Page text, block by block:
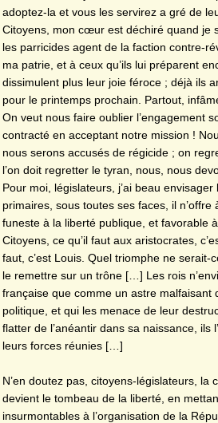
adoptez-la et vous les servirez a gré de
Citoyens, mon cœur est déchiré quand je
les parricides agent de la faction contre-
ma patrie, et à ceux qu’ils lui préparent
dissimulent plus leur joie féroce ; déjà ils
pour le printemps prochain. Partout,
On veut nous faire oublier l’engagement
contracté en acceptant notre mission !
nous serons accusés de régicide ; on
l’on doit regretter le tyran, nous, nous
Pour moi, législateurs, j’ai beau envisager
primaires, sous toutes ses faces, il n’offre
funeste à la liberté publique, et favorable
Citoyens, ce qu’il faut aux aristocrates,
faut, c’est Louis. Quel triomphe ne serait-
le remettre sur un trône […] Les rois
française que comme un astre malfaisant
politique, et qui les menace de leur
flatter de l’anéantir dans sa naissance, ils
leurs forces réunies […]
N’en doutez pas, citoyens-législateurs, la
devient le tombeau de la liberté, en
insurmontables à l’organisation de la